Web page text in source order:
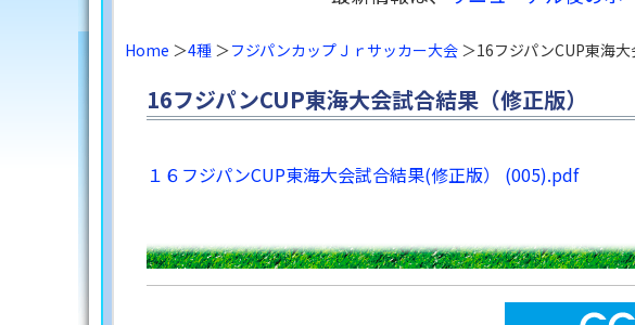
Home 4種 フジパンカップＪｒサッカー大会 16フジパンCUP東海大
16フジパンCUP東海大会試合結果（修正版）
１６フジパンCUP東海大会試合結果(修正版） (005).pdf